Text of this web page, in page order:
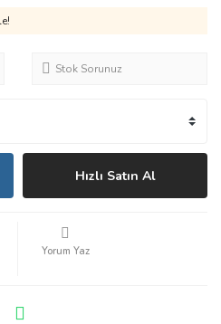
Stok Sorunuz
Hızlı Satın Al
Yorum Yaz